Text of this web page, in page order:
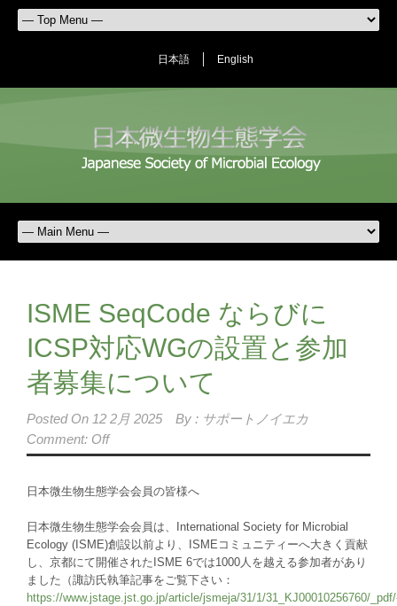
日本語 English
ISME SeqCode ならびに
ICSP対応WGの設置と参加
者募集について
Posted On 12 2月 2025 By : サポートノイエカ
Comment: Off
日本微生物生態学会会員の皆様へ
日本微生物生態学会会員は、
International Society for Microbial
Ecology (ISME)創設以前より、 ISME コミュニティーへ大きく貢献
し、京都にて開催された ISME 6では1000人を越える参加者があり
ました（諏訪氏執筆記事をご覧下さい ：
https://www.jstage.jst.go.jp/article/jsmeja/31/1/31_KJ00010256760/